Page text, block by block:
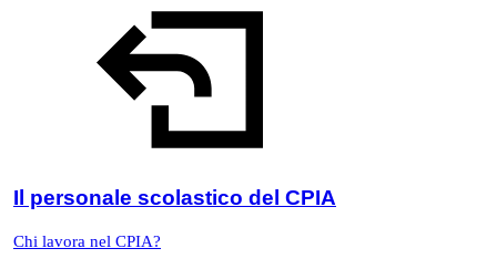
Il personale scolastico del CPIA
Chi lavora nel CPIA?